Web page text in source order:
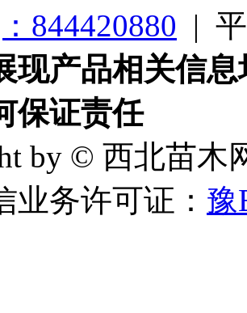
844420880 |
现产品相关信
保证责任
by © 西北苗木
业务许可证： 豫